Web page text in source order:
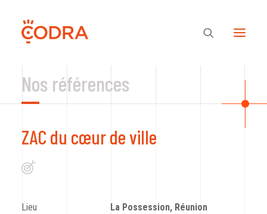
Des valeurs, une équipe
Nos savoir-faire
Nos références
ZAC du cœur de ville
Lieu
La Possession, Réunion